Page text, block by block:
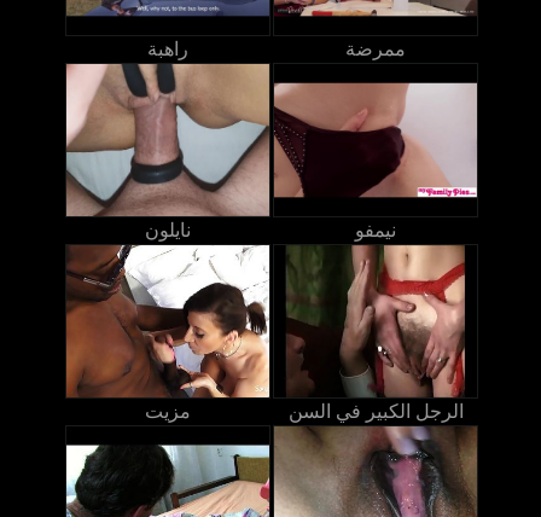
راهبة ممرضة
نايلون نيمفو
مزيت الرجل الكبير في السن